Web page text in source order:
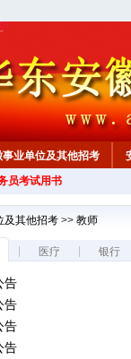
事业单位及其他招考
员考试用书
及其他招考 >> 教师
医疗 银行
告
告
告
告